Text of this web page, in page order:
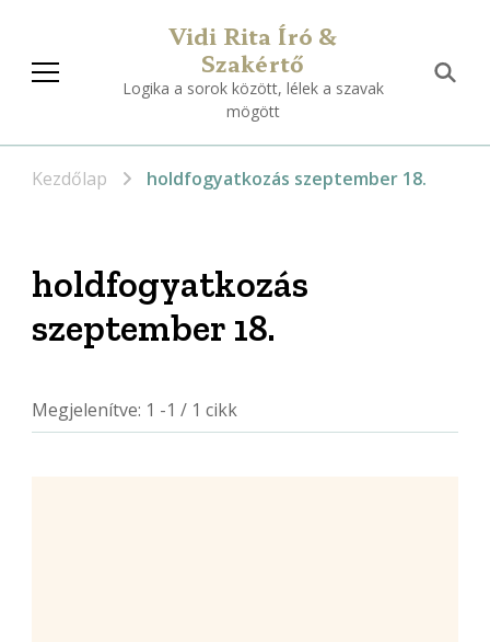
Vidi Rita Író &
Szakértő
Logika a sorok között, lélek a szavak
mögött
Kezdőlap holdfogyatkozás szeptember 18.
holdfogyatkozás
szeptember 18.
Megjelenítve: 1 -1 / 1 cikk